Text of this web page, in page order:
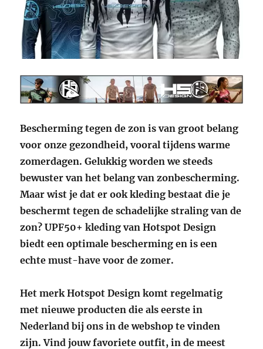
Bescherming tegen de zon is van groot belang
voor onze gezondheid, vooral tijdens warme
zomerdagen. Gelukkig worden we steeds
bewuster van het belang van zonbescherming.
Maar wist je dat er ook kleding bestaat die je
beschermt tegen de schadelijke straling van de
zon? UPF50+ kleding van Hotspot Design
biedt een optimale bescherming en is een
echte must-have voor de zomer.
Het merk Hotspot Design komt regelmatig
met nieuwe producten die als eerste in
Nederland bij ons in de webshop te vinden
zijn. Vind jouw favoriete outfit, in de meest